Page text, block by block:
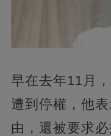
早在去年11月
遭到停權，他
由，還被要求